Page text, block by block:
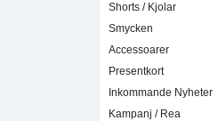
Shorts / Kjolar
Smycken
Accessoarer
Presentkort
Inkommande Nyheter
Kampanj / Rea